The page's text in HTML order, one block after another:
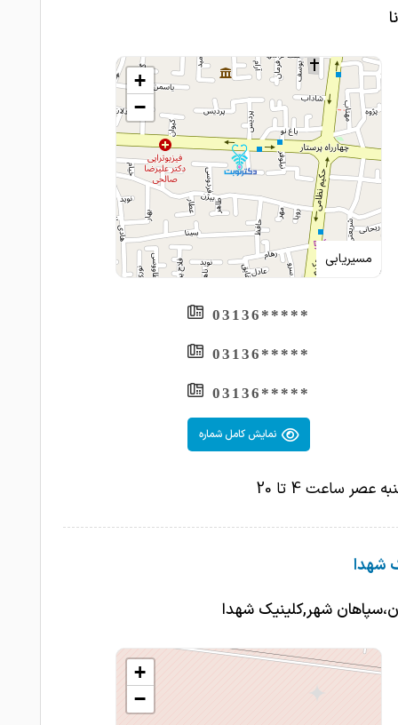
مسیریابی
+
−
*****03136
*****03136
*****03136
نمایش کامل شماره
عصر ساعت 4 تا 20
شهدا
شهر,کلینیک شهدا
+
−